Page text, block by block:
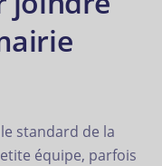
standard de la
équipe, parfois